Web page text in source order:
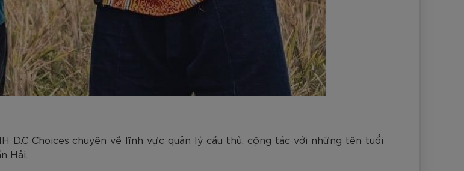
D.C Choices chuyên về lĩnh vực quản lý cầu thủ, cộng tác với những tên tuổi
Hải.